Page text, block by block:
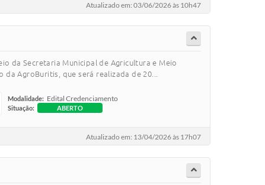
Atualizado em: 03/06/2026 às 10h47
da Secretaria Municipal de Agricultura e Meio
AgroBuritis, que será realizada de 20...
Modalidade: Edital Credenciamento
Situação: ABERTO
Atualizado em: 13/04/2026 às 17h07